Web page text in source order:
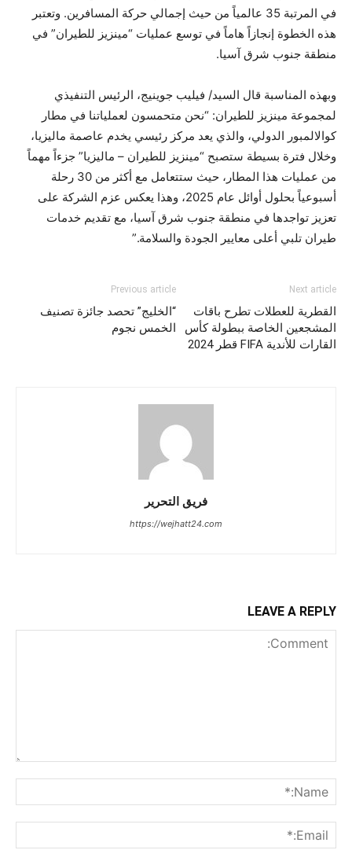
في المرتبة 35 عالمياً من حيث إجمالي حركة المسافرين. وتعتبر
هذه الخطوة إنجازاً هاماً في توسع عمليات “مينزيز للطيران” في
منطقة جنوب شرق آسيا.
وبهذه المناسبة قال السيد/ فيليب جوينيج، الرئيس التنفيذي
لمجموعة مينزيز للطيران: “نحن متحمسون لعملياتنا في مطار
كوالالمبور الدولي، والذي يعد مركز رئيسي يخدم عاصمة ماليزيا،
وخلال فترة بسيطة ستصبح “مينزيز للطيران – ماليزيا” جزءاً مهماً
من عمليات هذا المطار، حيث ستتعامل مع أكثر من 30 رحلة
أسبوعياً بحلول أوائل عام 2025، وهذا يعكس عزم الشركة على
تعزيز تواجدها في منطقة جنوب شرق آسيا، مع تقديم خدمات
طيران تلبي أعلى معايير الجودة والسلامة.”
Previous article
“الخليج” تحصد جائزة تصنيف
الخمس نجوم
Next article
القطرية للعطلات تطرح باقات
المشجعين الخاصة ببطولة كأس
القارات للأندية FIFA قطر 2024
فريق التحرير
https://wejhatt24.com
LEAVE A REPLY